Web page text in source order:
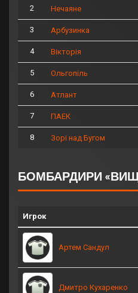
2 Нечаяне
3 Арбузинка
4 Вікторія
5 Ольгопіль
6 Атлант
7 ПАЕК
8 Зорі над Бугом
БОМБАРДИРИ
Игрок
Артем Сандул
Дмитро Кухаренко